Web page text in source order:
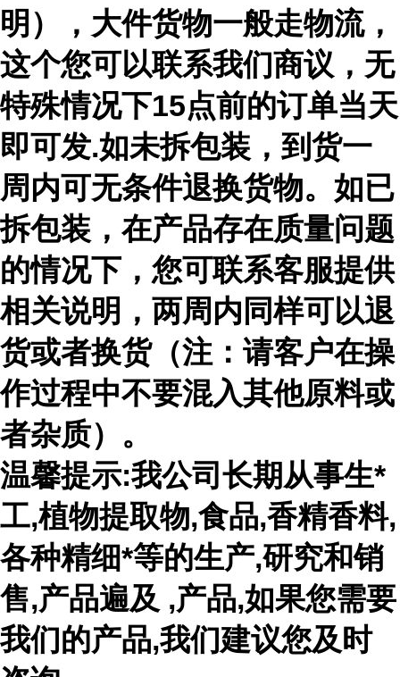
明），大件货物一般走物流，
这个您可以联系我们商议，无
特殊情况下15点前的订单当天
即可发.如未拆包装，到货一
周内可无条件退换货物。如已
拆包装，在产品存在质量问题
的情况下，您可联系客服提供
相关说明，两周内同样可以退
货或者换货（注：请客户在操
作过程中不要混入其他原料或
者杂质）。
温馨提示:我公司长期从事生*
工,植物提取物,食品,香精香料,
各种精细*等的生产,研究和销
售,产品遍及 ,产品,如果您需要
我们的产品,我们建议您及时